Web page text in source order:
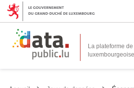
La plateforme